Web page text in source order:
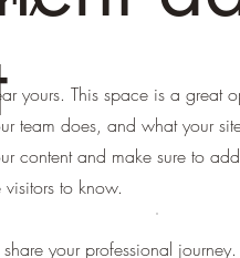
yours. This space is a great
team does, and what your
content and make sure to
to know.
your professional